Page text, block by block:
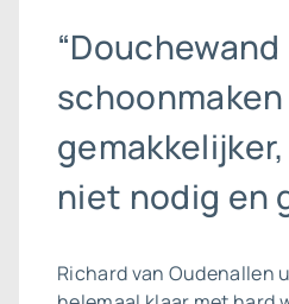
“Douchewand
niet nodig en
Richard van Oudenallen